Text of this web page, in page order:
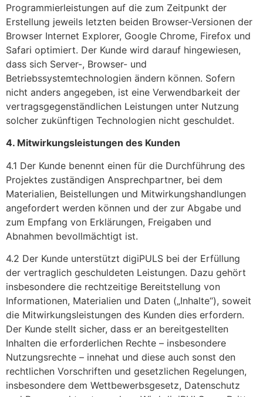
Programmierleistungen auf die zum Zeitpunkt der
Erstellung jeweils letzten beiden Browser-Versionen der
Browser Internet Explorer, Google Chrome, Firefox und
Safari optimiert. Der Kunde wird darauf hingewiesen,
dass sich Server-, Browser- und
Betriebssystemtechnologien ändern können. Sofern
nicht anders angegeben, ist eine Verwendbarkeit der
vertragsgegenständlichen Leistungen unter Nutzung
solcher zukünftigen Technologien nicht geschuldet.
4. Mitwirkungsleistungen des Kunden
4.1 Der Kunde benennt einen für die Durchführung des
Projektes zuständigen Ansprechpartner, bei dem
Materialien, Beistellungen und Mitwirkungshandlungen
angefordert werden können und der zur Abgabe und
zum Empfang von Erklärungen, Freigaben und
Abnahmen bevollmächtigt ist.
4.2 Der Kunde unterstützt digiPULS bei der Erfüllung
der vertraglich geschuldeten Leistungen. Dazu gehört
insbesondere die rechtzeitige Bereitstellung von
Informationen, Materialien und Daten („Inhalte“), soweit
die Mitwirkungsleistungen des Kunden dies erfordern.
Der Kunde stellt sicher, dass er an bereitgestellten
Inhalten die erforderlichen Rechte – insbesondere
Nutzungsrechte – innehat und diese auch sonst den
rechtlichen Vorschriften und gesetzlichen Regelungen,
insbesondere dem Wettbewerbsgesetz, Datenschutz